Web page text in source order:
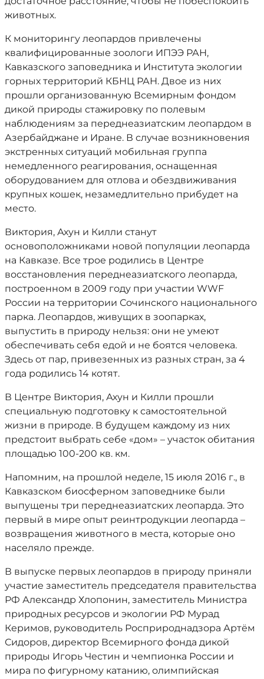
животных.
К мониторингу леопардов привлечены
квалифицированные зоологи ИПЭЭ РАН,
Кавказского заповедника и Института экологии
горных территорий КБНЦ РАН. Двое из них
прошли организованную Всемирным фондом
дикой природы стажировку по полевым
наблюдениям за переднеазиатским леопардом в
Азербайджане и Иране. В случае возникновения
экстренных ситуаций мобильная группа
немедленного реагирования, оснащенная
оборудованием для отлова и обездвиживания
крупных кошек, незамедлительно прибудет на
место.
Виктория, Ахун и Килли станут
основоположниками новой популяции леопарда
на Кавказе. Все трое родились в Центре
восстановления переднеазиатского леопарда,
построенном в 2009 году при участии WWF
России на территории Сочинского национального
парка. Леопардов, живущих в зоопарках,
выпустить в природу нельзя: они не умеют
обеспечивать себя едой и не боятся человека.
Здесь от пар, привезенных из разных стран, за 4
года родились 14 котят.
В Центре Виктория, Ахун и Килли прошли
специальную подготовку к самостоятельной
жизни в природе. В будущем каждому из них
предстоит выбрать себе «дом» – участок обитания
площадью 100-200 кв. км.
Напомним, на прошлой неделе, 15 июля 2016 г., в
Кавказском биосферном заповеднике были
выпущены три переднеазиатских леопарда. Это
первый в мире опыт реинтродукции леопарда –
возвращения животного в места, которые оно
населяло прежде.
В выпуске первых леопардов в природу приняли
участие заместитель председателя правительства
РФ Александр Хлопонин, заместитель Министра
природных ресурсов и экологии РФ Мурад
Керимов, руководитель Росприроднадзора Артём
Сидоров, директор Всемирного фонда дикой
природы Игорь Честин и чемпионка России и
мира по фигурному катанию, олимпийская